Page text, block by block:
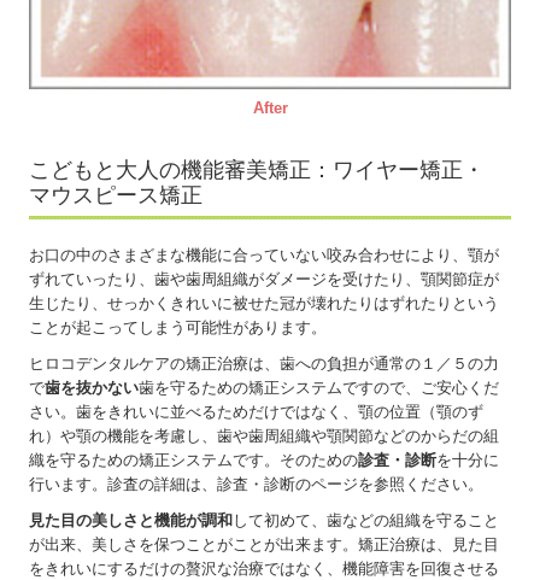
After
こどもと大人の機能審美矯正：ワイヤー矯正・
マウスピース矯正
お口の中のさまざまな機能に合っていない咬み合わせにより、顎が
ずれていったり、歯や歯周組織がダメージを受けたり、顎関節症が
生じたり、せっかくきれいに被せた冠が壊れたりはずれたりという
ことが起こってしまう可能性があります。
ヒロコデンタルケアの矯正治療は、歯への負担が通常の１／５の力
で歯を抜かない歯を守るための矯正システムですので、ご安心くだ
さい。歯をきれいに並べるためだけではなく、顎の位置（顎のず
れ）や顎の機能を考慮し、歯や歯周組織や顎関節などのからだの組
織を守るための矯正システムです。そのための診査・診断を十分に
行います。診査の詳細は、診査・診断のページを参照ください。
見た目の美しさと機能が調和 して初めて、歯などの組織を守ること
が出来、美しさを保つことがことが出来ます。矯正治療は、見た目
をきれいにするだけの贅沢な治療ではなく、機能障害を回復させる